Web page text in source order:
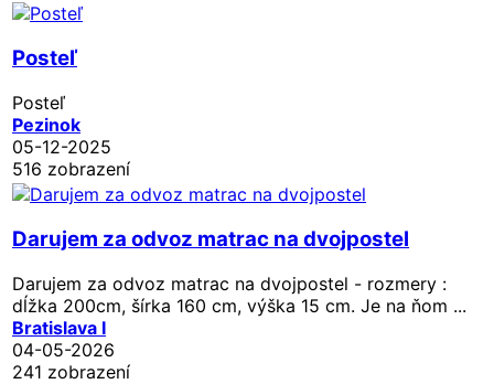
Posteľ
Posteľ
Pezinok
05-12-2025
516 zobrazení
Darujem za odvoz matrac na dvojpostel
Darujem za odvoz matrac na dvojpostel - rozmery :
dĺžka 200cm, šírka 160 cm, výška 15 cm. Je na ňom ...
Bratislava I
04-05-2026
241 zobrazení